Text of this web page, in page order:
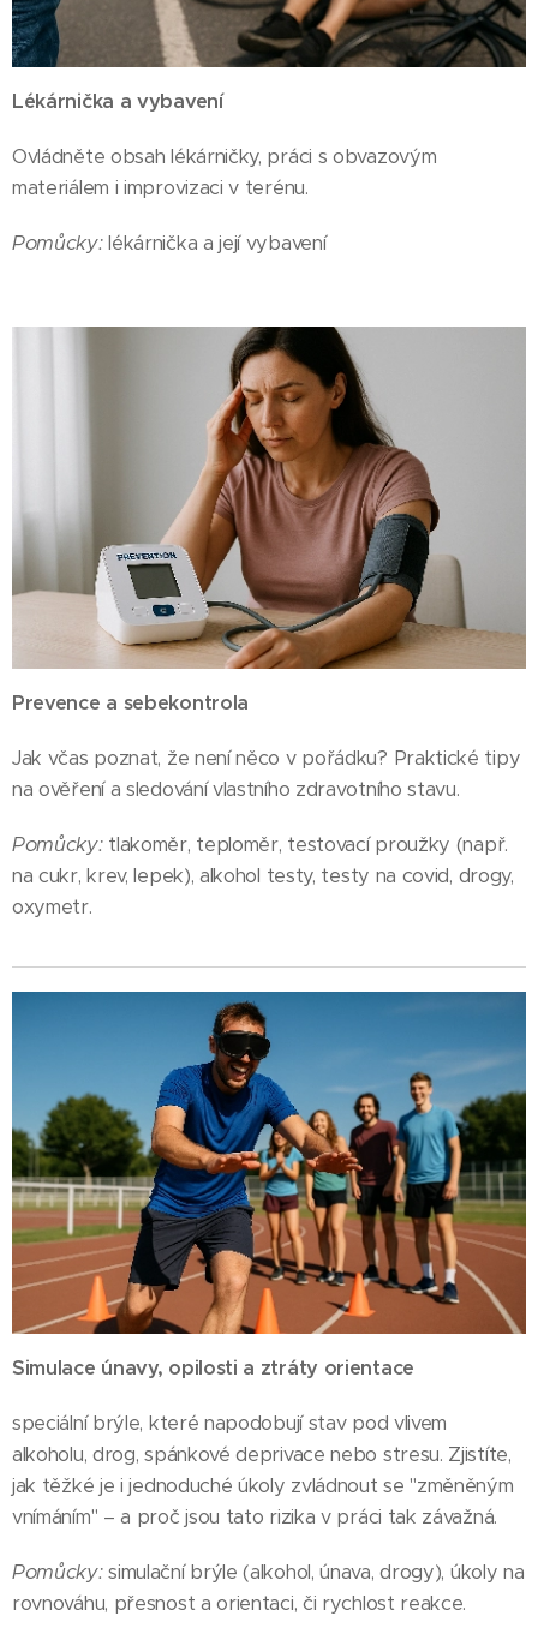
Lékárnička a vybavení
Ovládněte obsah lékárničky, práci s obvazovým
materiálem i improvizaci v terénu.
Pomůcky:lékárnička a její vybavení
Prevence a sebekontrola
Jak včas poznat, že není něco v pořádku? Praktické tipy
na ověření a sledování vlastního zdravotního stavu.
Pomůcky:tlakoměr, teploměr, testovací proužky (např.
na cukr, krev, lepek), alkohol testy, testy na covid, drogy,
oxymetr.
Simulace únavy, opilosti a ztráty orientace
speciální brýle, které napodobují stav pod vlivem
alkoholu, drog, spánkové deprivace nebo stresu. Zjistíte,
jak těžké je i jednoduché úkoly zvládnout se "změněným
vnímáním" – a proč jsou tato rizika v práci tak závažná.
Pomůcky:simulační brýle (alkohol, únava, drogy), úkoly na
rovnováhu, přesnost a orientaci, či rychlost reakce.